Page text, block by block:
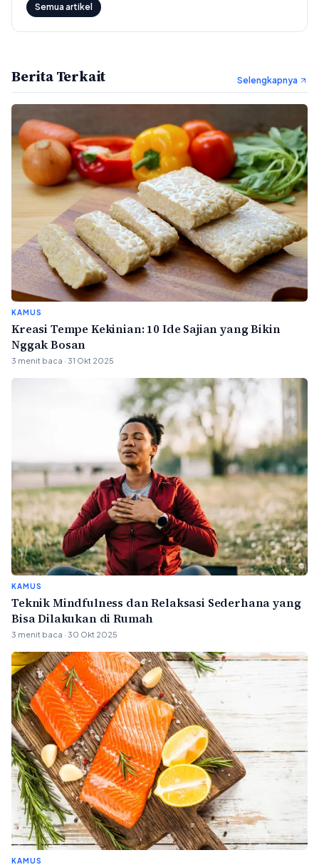
Semua artikel
Berita Terkait Selengkapnya
KAMUS
Kreasi Tempe Kekinian: 10 Ide Sajian yang Bikin
Nggak Bosan
3 menit baca · 31 Okt 2025
KAMUS
Teknik Mindfulness dan Relaksasi Sederhana yang
Bisa Dilakukan di Rumah
3 menit baca · 30 Okt 2025
KAMUS